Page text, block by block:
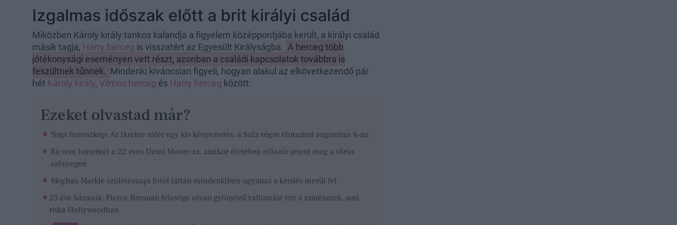
Izgalmas időszak előtt a brit királyi család
Miközben Károly király tankos kalandja a figyelem középpontjába került, a királyi család
másik tagja, Harry herceg is visszatért az Egyesült Királyságba. A herceg több
jótékonysági eseményen vett részt, azonban a családi kapcsolatok továbbra is
feszültnek tűnnek. Mindenki kíváncsian figyeli, hogyan alakul az elkövetkezendő pár
hét Károly király, Vilmos herceg és Harry herceg között.
Ezeket olvastad már?
Napi horoszkóp: Az Ikrekre ráfér egy kis kényeztetés, a Szűz végre elutazhat augusztus 6-án
Rá sem ismernél a 22 éves Demi Moore-ra, amikor életében először jelent meg a vörös
szőnyegen
Meghan Markle születésnapi fotói láttán mindenkiben ugyanaz a kérdés merül fel
25 éve házasok: Pierce Brosnan felesége olyan gyönyörű vallomást tett a színésznek, ami
ritka Hollywoodban